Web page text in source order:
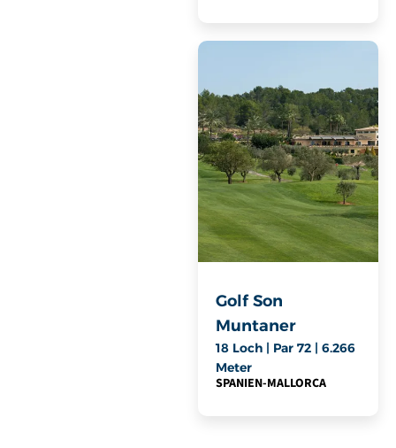
Golf Son
Muntaner
18 Loch | Par 72 | 6.266
Meter
SPANIEN-MALLORCA